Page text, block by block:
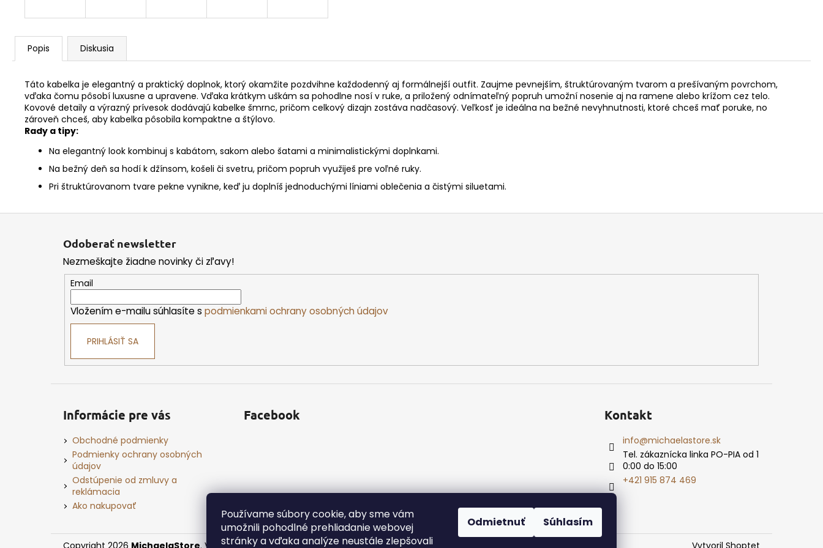
Používame súbory cookie, aby sme vám
umožnili pohodlné prehliadanie webovej
stránky a vďaka analýze neustále zlepšovali
Odmietnuť Súhlasím
Popis Diskusia
Táto kabelka je elegantný a praktický doplnok, ktorý okamžite pozdvihne každodenný aj formálnejší outfit. Zaujme pevnejším, štruktúrovaným tvarom a prešívaným povrchom,
vďaka čomu pôsobí luxusne a upravene. Vďaka krátkym uškám sa pohodlne nosí v ruke, a priložený odnímateľný popruh umožní nosenie aj na ramene alebo krížom cez telo.
Kovové detaily a výrazný prívesok dodávajú kabelke šmrnc, pričom celkový dizajn zostáva nadčasový. Veľkosť je ideálna na bežné nevyhnutnosti, ktoré chceš mať poruke, no
zároveň chceš, aby kabelka pôsobila kompaktne a štýlovo.
Rady a tipy:
Na elegantný look kombinuj s kabátom, sakom alebo šatami a minimalistickými doplnkami.
Na bežný deň sa hodí k džínsom, košeli či svetru, pričom popruh využiješ pre voľné ruky.
Pri štruktúrovanom tvare pekne vynikne, keď ju doplníš jednoduchými líniami oblečenia a čistými siluetami.
Odoberať newsletter
Nezmeškajte žiadne novinky či zľavy!
Email
Vložením e-mailu súhlasíte s podmienkami ochrany osobných údajov
PRIHLÁSIŤ SA
Informácie pre vás
Obchodné podmienky
Podmienky ochrany osobných
údajov
Odstúpenie od zmluvy a
reklámacia
Ako nakupovať
Facebook Kontakt
info@michaelastore.sk
Tel. zákaznícka linka PO-PIA od 1
0:00 do 15:00
+421 915 874 469